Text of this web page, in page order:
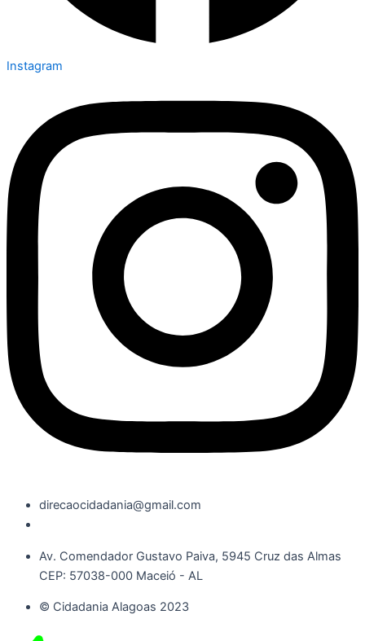
Instagram
direcaocidadania@gmail.com
Av. Comendador Gustavo Paiva, 5945 Cruz das Almas
CEP: 57038-000 Maceió - AL
© Cidadania Alagoas 2023